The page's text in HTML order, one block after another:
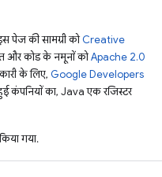
की सामग्री कोCreative
और कोड के नमूनों कोApache 2.0
के लिए, Google Developers
का, Java एक रजिस्टर
गया.